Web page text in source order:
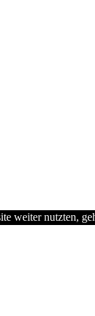
weiter nutzten,